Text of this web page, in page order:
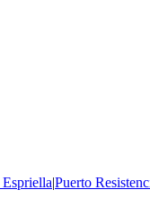
|Puerto